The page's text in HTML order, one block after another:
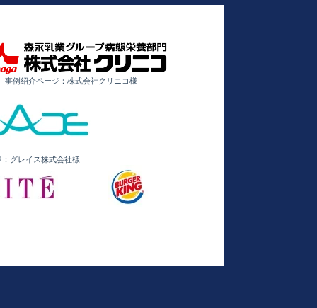
事例紹介ページ：株式会社クリニコ様
グレイス株式会社様